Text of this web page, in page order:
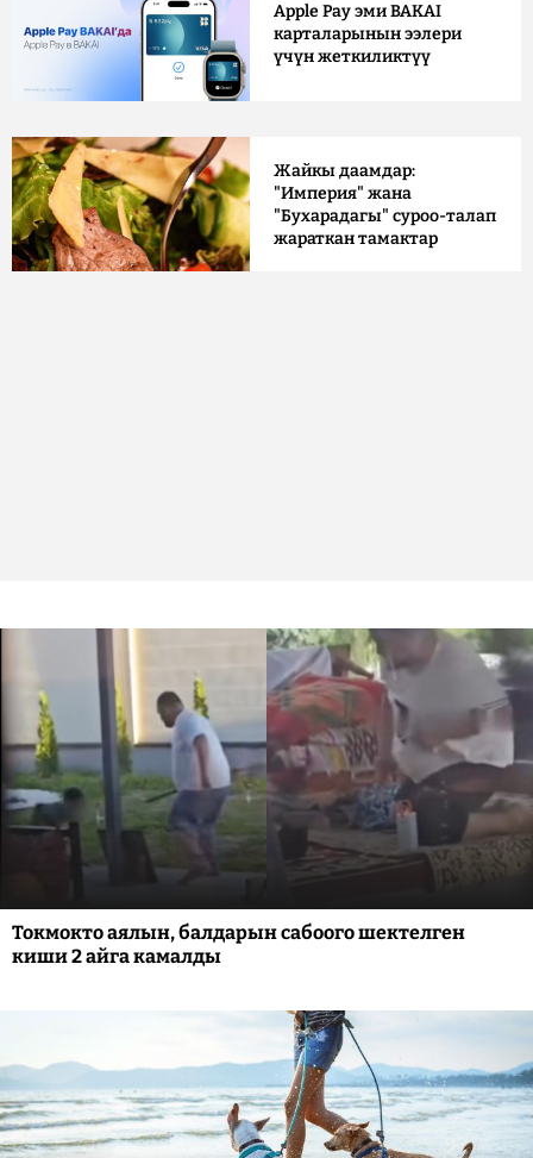
Apple Pay эми BAKAI
карталарынын ээлери
үчүн жеткиликтүү
Жайкы даамдар:
"Империя" жана
"Бухарадагы" суроо-талап
жараткан тамактар
Токмокто аялын, балдарын сабоого шектелген
киши 2 айга камалды